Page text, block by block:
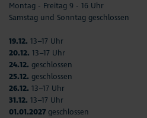
Montag - Freitag 9 - 16 Uhr
Samstag und Sonntag geschlossen
19.12. 13–17 Uhr
20.12. 13–17 Uhr
24.12. geschlossen
25.12. geschlossen
26.12. 13–17 Uhr
31.12. 13–17 Uhr
01.01.2027 geschlossen